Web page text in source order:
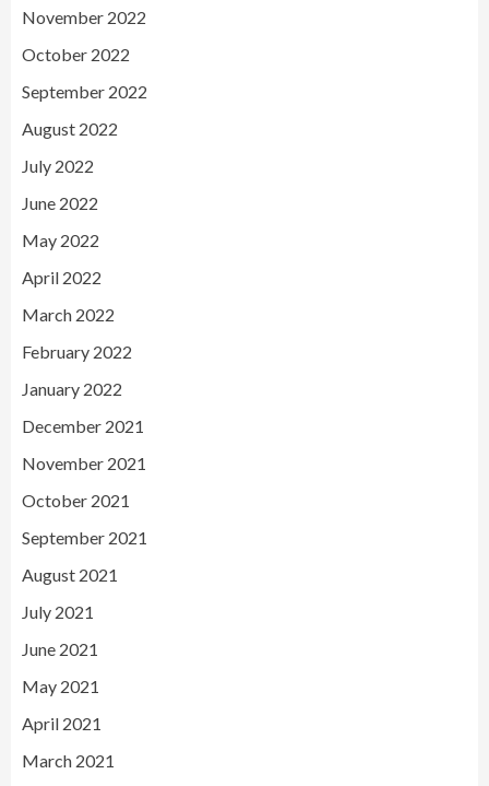
November 2022
October 2022
September 2022
August 2022
July 2022
June 2022
May 2022
April 2022
March 2022
February 2022
January 2022
December 2021
November 2021
October 2021
September 2021
August 2021
July 2021
June 2021
May 2021
April 2021
March 2021